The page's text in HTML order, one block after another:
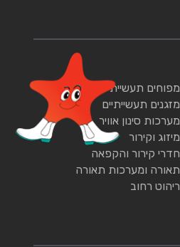
מפוחים תעשייתיים
מזגנים תעשייתיים
מערכות סינון אוויר
מיזוג וקירור
חדרי קירור והקפאה
תאורה ומערכות תאורה
ריהוט רחוב